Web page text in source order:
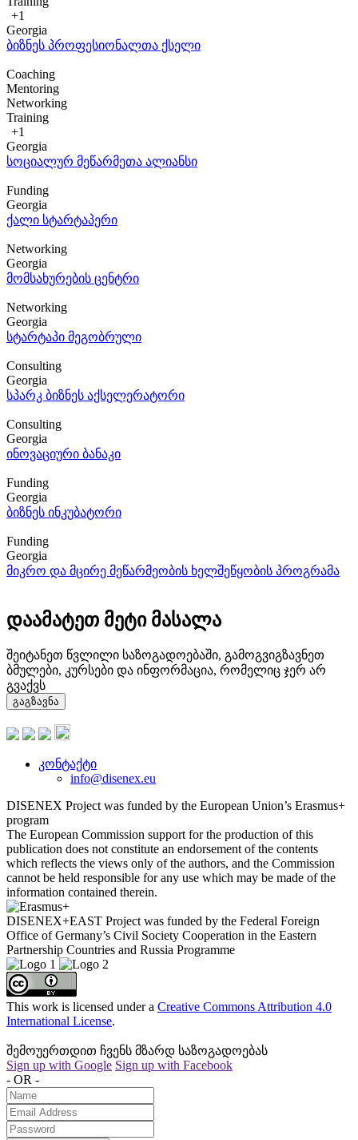
+1
Georgia
ბიზნეს პროფესიონალთა ქსელი
Coaching
Mentoring
Networking
Training
+1
Georgia
სოციალურ მეწარმეთა ალიანსი
Funding
Georgia
ქალი სტარტაპერი
Networking
Georgia
მომსახურების ცენტრი
Networking
Georgia
სტარტაპი მეგობრული
Consulting
Georgia
სპარკ ბიზნეს აქსელერატორი
Consulting
Georgia
ინოვაციური ბანაკი
Funding
Georgia
ბიზნეს ინკუბატორი
Funding
Georgia
მიკრო და მცირე მეწარმეობის ხელშეწყობის პროგრამა
დაამატეთ მეტი მასალა
შეიტანეთ წვლილი საზოგადოებაში, გამოგვიგზავნეთ
ბმულები, კურსები და ინფორმაცია, რომელიც ჯერ არ
გვაქვს
გაგზავნა
კონტაქტი
info@disenex.eu
DISENEX Project was funded by the European Union’s Erasmus+
program
The European Commission support for the production of this
publication does not constitute an endorsement of the contents
which reflects the views only of the authors, and the Commission
cannot be held responsible for any use which may be made of the
information contained therein.
DISENEX+EAST Project was funded by the Federal Foreign
Office of Germany’s Civil Society Cooperation in the Eastern
Partnership Countries and Russia Programme
This work is licensed under a Creative Commons Attribution 4.0
International License.
შემოუერთდით ჩვენს მზარდ საზოგადოებას
Sign up with Google Sign up with Facebook
- OR -